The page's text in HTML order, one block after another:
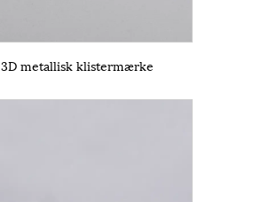
3D metallisk klistermærke